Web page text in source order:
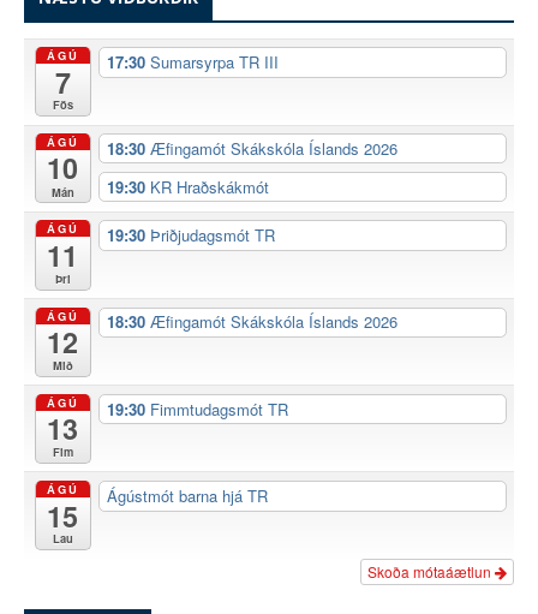
ÁGÚ
7
Fös
17:30 Sumarsyrpa TR III
ÁGÚ
10
Mán
18:30 Æfingamót Skákskóla Íslands 2026
19:30 KR Hraðskákmót
ÁGÚ
11
Þri
19:30 Þriðjudagsmót TR
ÁGÚ
12
Mið
18:30 Æfingamót Skákskóla Íslands 2026
ÁGÚ
13
Fim
19:30 Fimmtudagsmót TR
ÁGÚ
15
Lau
Ágústmót barna hjá TR
Skoða mótaáætlun